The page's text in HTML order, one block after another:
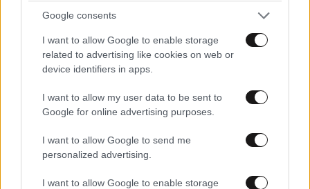
Google consents
I want to allow Google to enable storage
related to advertising like cookies on web or
device identifiers in apps.
I want to allow my user data to be sent to
Google for online advertising purposes.
I want to allow Google to send me
personalized advertising.
I want to allow Google to enable storage